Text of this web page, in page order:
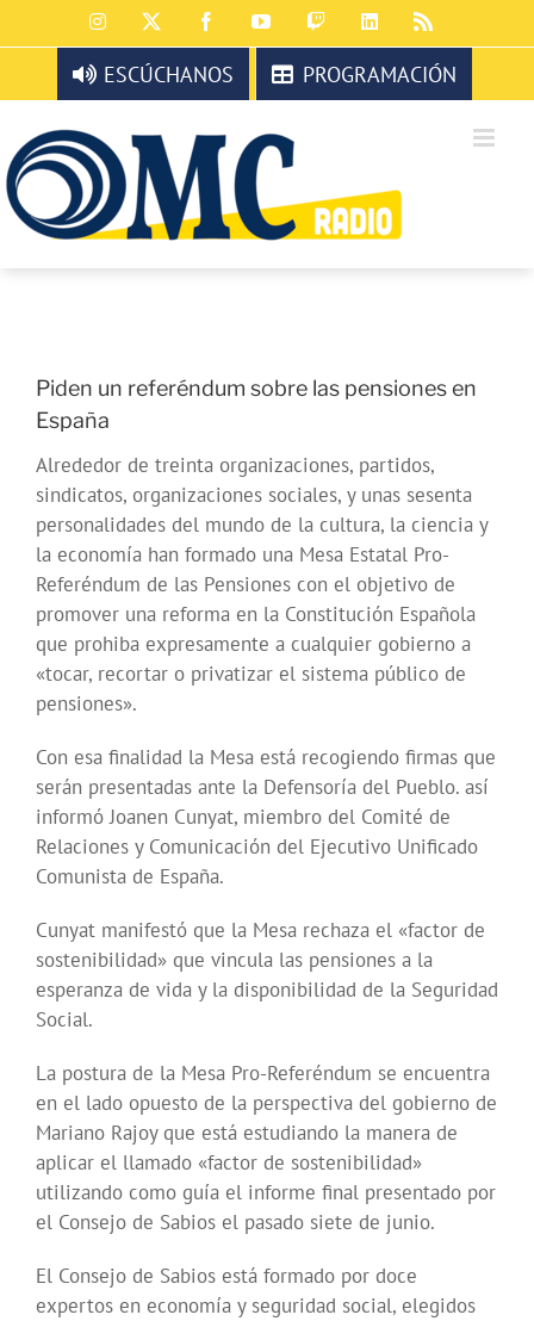
al
contenido
Instagram FacebookYouTubeTwitchLinkedIn
ESCÚCHANOS PROGRAMACIÓN
Piden un referéndum sobre las pensiones en
España
Alrededor de treinta organizaciones, partidos,
sindicatos, organizaciones sociales, y unas sesenta
personalidades del mundo de la cultura, la ciencia y
la economía han formado una Mesa Estatal Pro-
Referéndum de las Pensiones con el objetivo de
promover una reforma en la Constitución Española
que prohiba expresamente a cualquier gobierno a
«tocar, recortar o privatizar el sistema público de
pensiones».
Con esa finalidad la Mesa está recogiendo firmas que
serán presentadas ante la Defensoría del Pueblo. así
informó Joanen Cunyat, miembro del Comité de
Relaciones y Comunicación del Ejecutivo Unificado
Comunista de España.
Cunyat manifestó que la Mesa rechaza el «factor de
sostenibilidad» que vincula las pensiones a la
esperanza de vida y la disponibilidad de la Seguridad
Social.
La postura de la Mesa Pro-Referéndum se encuentra
en el lado opuesto de la perspectiva del gobierno de
Mariano Rajoy que está estudiando la manera de
aplicar el llamado «factor de sostenibilidad»
utilizando como guía el informe final presentado por
el Consejo de Sabios el pasado siete de junio.
El Consejo de Sabios está formado por doce
expertos en economía y seguridad social, elegidos